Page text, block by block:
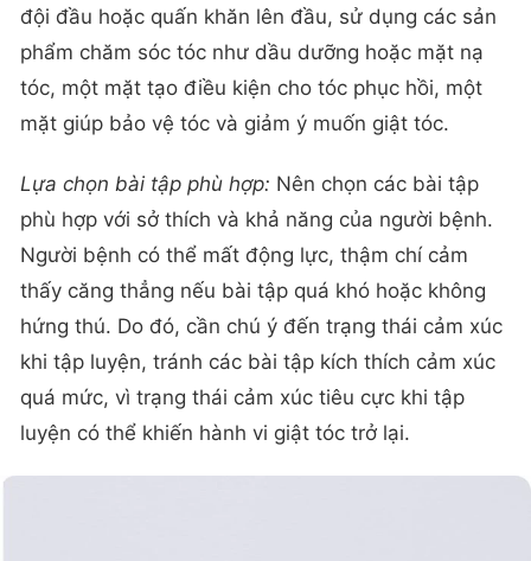
đội đầu hoặc quấn khăn lên đầu, sử dụng các sản
phẩm chăm sóc tóc như dầu dưỡng hoặc mặt nạ
tóc, một mặt tạo điều kiện cho tóc phục hồi, một
mặt giúp bảo vệ tóc và giảm ý muốn giật tóc.
Lựa chọn bài tập phù hợp: Nên chọn các bài tập
phù hợp với sở thích và khả năng của người bệnh.
Người bệnh có thể mất động lực, thậm chí cảm
thấy căng thẳng nếu bài tập quá khó hoặc không
hứng thú. Do đó, cần chú ý đến trạng thái cảm xúc
khi tập luyện, tránh các bài tập kích thích cảm xúc
quá mức, vì trạng thái cảm xúc tiêu cực khi tập
luyện có thể khiến hành vi giật tóc trở lại.